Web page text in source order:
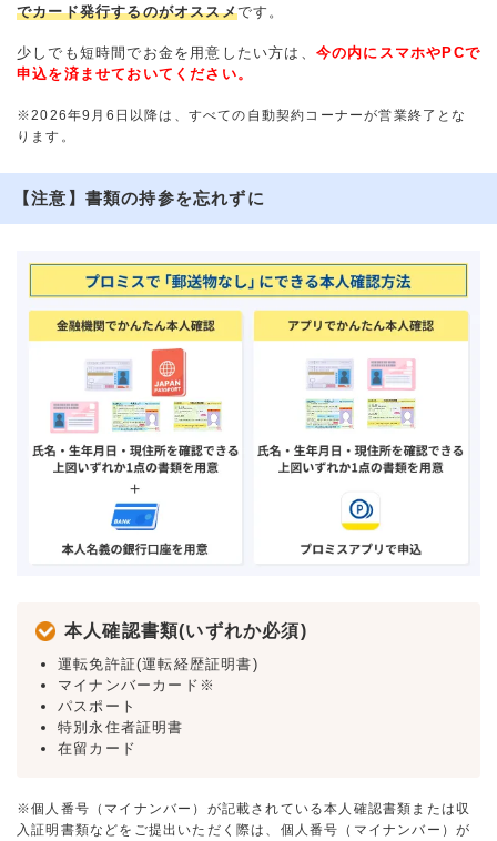
でカード発行するのがオススメです。
少しでも短時間でお金を用意したい方は、 今の内にスマホやPCで
申込を済ませておいてください。
※2026年9月6日以降は、すべての自動契約コーナーが営業終了とな
ります。
【注意】書類の持参を忘れずに
本人確認書類(いずれか必須)
運転免許証(運転経歴証明書)
マイナンバーカード※
パスポート
特別永住者証明書
在留カード
※個人番号（マイナンバー）が記載されている本人確認書類または収
入証明書類などをご提出いただく際は、個人番号（マイナンバー）が